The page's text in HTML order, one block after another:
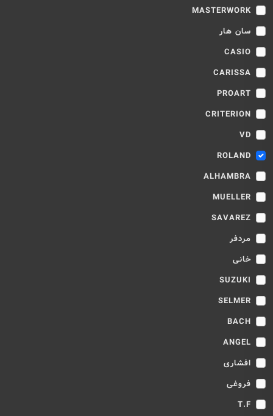
MASTERWORK
سان هار
CASIO
CARISSA
PROART
CRITERION
VD
ROLAND
ALHAMBRA
MUELLER
SAVAREZ
مردفر
خانی
SUZUKI
SELMER
BACH
ANGEL
افشاری
فروغی
T.F